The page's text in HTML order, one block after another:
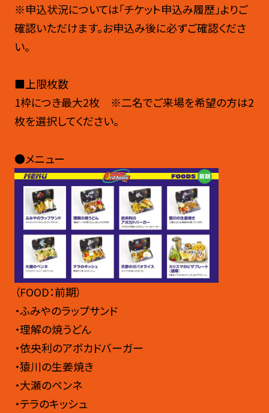
※申込状況については「チケット申込み履歴」よりご
確認いただけます。お申込み後に必ずご確認くださ
い。
■上限枚数
1枠につき最大2枚 ※二名でご来場を希望の方は2
枚を選択してください。
●メニュー
（FOOD：前期）
・ふみやのラップサンド
・理解の焼うどん
・依央利のアボカドバーガー
・猿川の生姜焼き
・大瀬のペンネ
・テラのキッシュ